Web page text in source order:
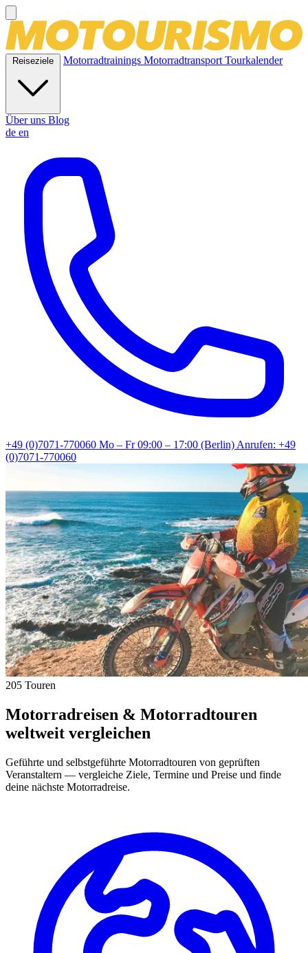
Reiseziele Motorradtrainings MotorradtransportTourkalender
Über uns Blog
de en
+49 (0)7071-770060 Mo – Fr 09:00 – 17:00 (Berlin)Anrufen: +49
(0)7071-770060
205 Touren
Motorradreisen & Motorradtouren
weltweit vergleichen
Geführte und selbstgeführte Motorradtouren von geprüften
Veranstaltern — vergleiche Ziele, Termine und Preise und finde
deine nächste Motorradreise.